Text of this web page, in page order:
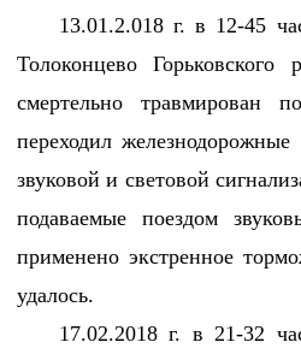
13.01.2.018 г. в 12-45
Толоконцево
смертельно травмирован
переходил
звуковой и световой
подаваемые поездом
применено экстренное
удалось.
17.02.2018 г. в 21-32